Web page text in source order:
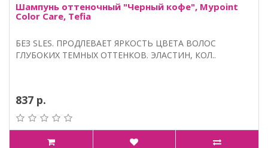
Шампунь оттеночный "Черный кофе", Mypoint
Color Care, Tefia
БЕЗ SLES. ПРОДЛЕВАЕТ ЯРКОСТЬ ЦВЕТА ВОЛОС
ГЛУБОКИХ ТЕМНЫХ ОТТЕНКОВ. ЭЛАСТИН, КОЛ..
837 р.